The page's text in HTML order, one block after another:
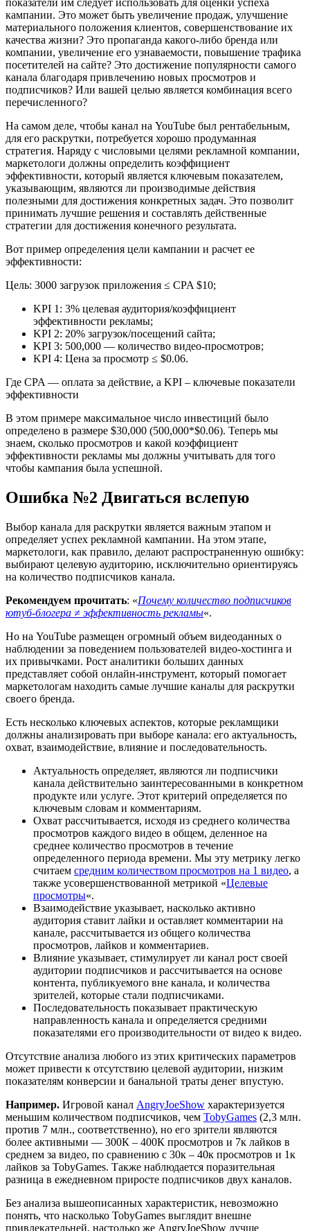
кампании. Это может быть увеличение продаж, улучшение
материального положения клиентов, совершенствование их
качества жизни? Это пропаганда какого-либо бренда или
компании, увеличение его узнаваемости, повышение трафика
посетителей на сайте? Это достижение популярности самого
канала благодаря привлечению новых просмотров и
подписчиков? Или вашей целью является комбинация всего
перечисленного?
На самом деле, чтобы канал на YouTube был рентабельным,
для его раскрутки, потребуется хорошо продуманная
стратегия. Наряду с числовыми целями рекламной компании,
маркетологи должны определить коэффициент
эффективности, который является ключевым показателем,
указывающим, являются ли производимые действия
полезными для достижения конкретных задач. Это позволит
принимать лучшие решения и составлять действенные
стратегии для достижения конечного результата.
Вот пример определения цели кампании и расчет ее
эффективности:
Цель: 3000 загрузок приложения ≤ CPA $10;
KPI 1: 3% целевая аудитория/коэффициент
эффективности рекламы;
KPI 2: 20% загрузок/посещений сайта;
KPI 3: 500,000 — количество видео-просмотров;
KPI 4: Цена за просмотр ≤ $0.06.
Где CPA — оплата за действие, а KPI – ключевые показатели
эффективности
В этом примере максимальное число инвестиций было
определено в размере $30,000 (500,000*$0.06). Теперь мы
знаем, сколько просмотров и какой коэффициент
эффективности рекламы мы должны учитывать для того
чтобы кампания была успешной.
Ошибка №2 Двигаться вслепую
Выбор канала для раскрутки является важным этапом и
определяет успех рекламной кампании. На этом этапе,
маркетологи, как правило, делают распространенную ошибку:
выбирают целевую аудиторию, исключительно ориентируясь
на количество подписчиков канала.
Рекомендуем прочитать: «Почему количество подписчиков
ютуб-блогера ≠ эффективность рекламы«.
Но на YouTube размещен огромный объем видеоданных о
наблюдении за поведением пользователей видео-хостинга и
их привычками. Рост аналитики больших данных
представляет собой онлайн-инструмент, который помогает
маркетологам находить самые лучшие каналы для раскрутки
своего бренда.
Есть несколько ключевых аспектов, которые рекламщики
должны анализировать при выборе канала: его актуальность,
охват, взаимодействие, влияние и последовательность.
Актуальность определяет, являются ли подписчики
канала действительно заинтересованными в конкретном
продукте или услуге. Этот критерий определяется по
ключевым словам и комментариям.
Охват рассчитывается, исходя из среднего количества
просмотров каждого видео в общем, деленное на
среднее количество просмотров в течение
определенного периода времени. Мы эту метрику легко
считаем средним количеством просмотров на 1 видео, а
также усовершенствованной метрикой «Целевые
просмотры«.
Взаимодействие указывает, насколько активно
аудитория ставит лайки и оставляет комментарии на
канале, рассчитывается из общего количества
просмотров, лайков и комментариев.
Влияние указывает, стимулирует ли канал рост своей
аудитории подписчиков и рассчитывается на основе
контента, публикуемого вне канала, и количества
зрителей, которые стали подписчиками.
Последовательность показывает практическую
направленность канала и определяется средними
показателями его производительности от видео к видео.
Отсутствие анализа любого из этих критических параметров
может привести к отсутствию целевой аудитории, низким
показателям конверсии и банальной траты денег впустую.
Например. Игровой канал AngryJoeShow характеризуется
меньшим количеством подписчиков, чем TobyGames (2,3 млн.
против 7 млн., соответственно), но его зрители являются
более активными — 300К – 400К просмотров и 7к лайков в
среднем за видео, по сравнению с 30к – 40к просмотров и 1к
лайков за TobyGames. Также наблюдается поразительная
разница в ежедневном приросте подписчиков двух каналов.
Без анализа вышеописанных характеристик, невозможно
понять, что насколько TobyGames выглядит внешне
привлекательней, настолько же AngryJoeShow лучше